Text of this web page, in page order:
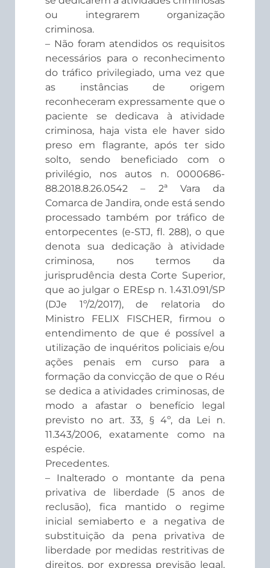
ou integrarem organização
criminosa.
– Não foram atendidos os requisitos
necessários para o reconhecimento
do tráfico privilegiado, uma vez que
as instâncias de origem
reconheceram expressamente que o
paciente se dedicava à atividade
criminosa, haja vista ele haver sido
preso em flagrante, após ter sido
solto, sendo beneficiado com o
privilégio, nos autos n. 0000686-
88.2018.8.26.0542 – 2ª Vara da
Comarca de Jandira, onde está sendo
processado também por tráfico de
entorpecentes (e-STJ, fl. 288), o que
denota sua dedicação à atividade
criminosa, nos termos da
jurisprudência desta Corte Superior,
que ao julgar o EREsp n. 1.431.091/SP
(DJe 1º/2/2017), de relatoria do
Ministro FELIX FISCHER, firmou o
entendimento de que é possível a
utilização de inquéritos policiais e/ou
ações penais em curso para a
formação da convicção de que o Réu
se dedica a atividades criminosas, de
modo a afastar o benefício legal
previsto no art. 33, § 4º, da Lei n.
11.343/2006, exatamente como na
espécie.
Precedentes.
– Inalterado o montante da pena
privativa de liberdade (5 anos de
reclusão), fica mantido o regime
inicial semiaberto e a negativa de
substituição da pena privativa de
liberdade por medidas restritivas de
direitos, por expressa previsão legal,